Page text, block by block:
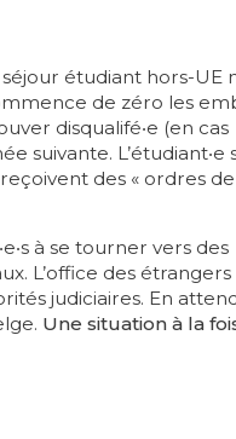
étudiant hors-UE
de zéro les
disqualifé‧e (en cas
suivante. L’étudiant‧e
des « ordres
à se tourner vers des
L’office des
judiciaires. En
Une situation à la